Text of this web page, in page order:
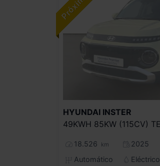
HYUNDAI INSTER
18.526 km
2025
Automático
Eléctrico